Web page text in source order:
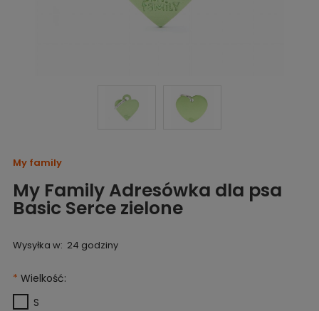
My family
My Family Adresówka dla psa
Basic Serce zielone
Wysyłka w: 24 godziny
* Wielkość:
S